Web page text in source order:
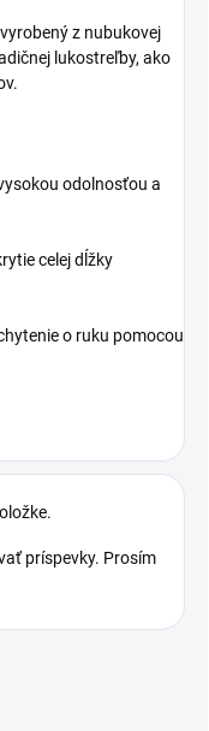
z nubukovej
lukostreľby, ako
odolnosťou a
celej dĺžky
o ruku pomocou
príspevky. Prosím